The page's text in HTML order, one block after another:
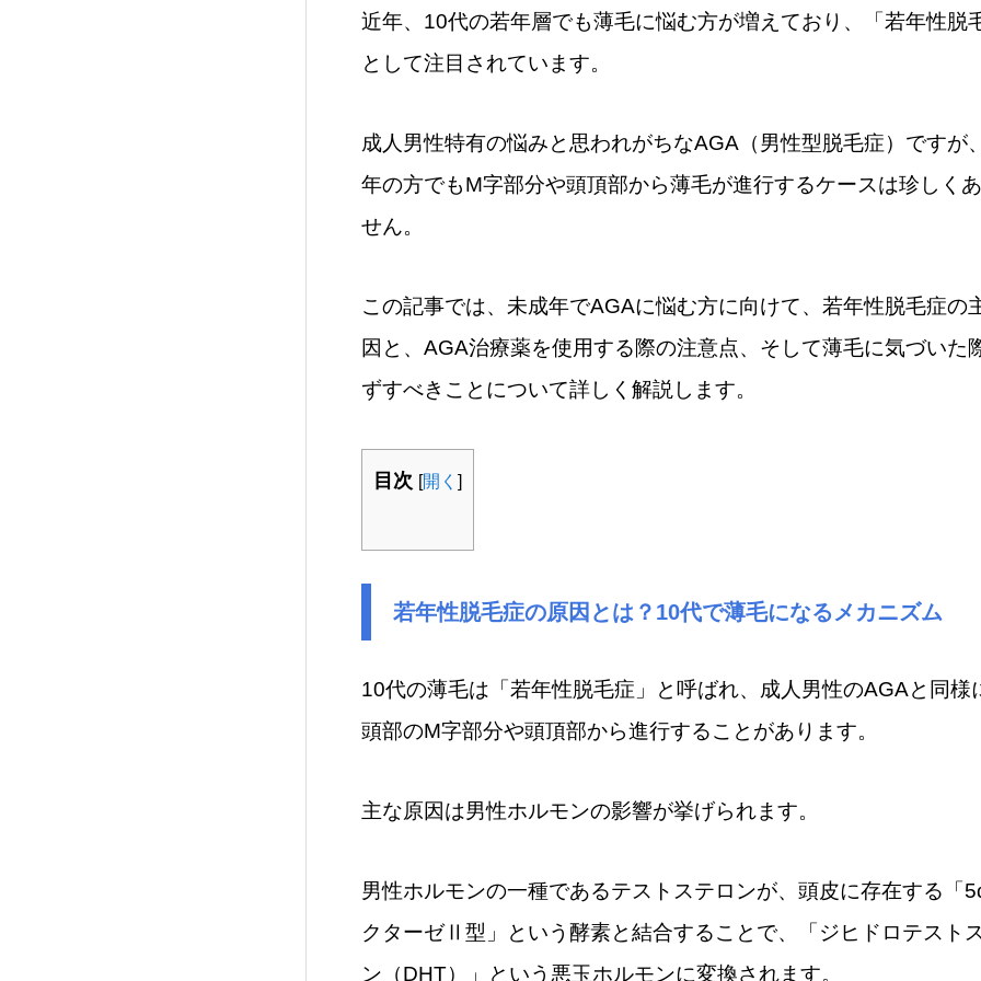
近年、10代の若年層でも薄毛に悩む方が増えており、「若年性脱
として注目されています。
成人男性特有の悩みと思われがちなAGA（男性型脱毛症）ですが
年の方でもM字部分や頭頂部から薄毛が進行するケースは珍しく
せん。
この記事では、未成年でAGAに悩む方に向けて、若年性脱毛症の
因と、AGA治療薬を使用する際の注意点、そして薄毛に気づいた
ずすべきことについて詳しく解説します。
目次 [開く ]
若年性脱毛症の原因とは？10代で薄毛になるメカニズム
10代の薄毛は「若年性脱毛症」と呼ばれ、成人男性のAGAと同様
頭部のM字部分や頭頂部から進行することがあります。
主な原因は男性ホルモンの影響が挙げられます。
男性ホルモンの一種であるテストステロンが、頭皮に存在する「
クターゼⅡ型」という酵素と結合することで、「ジヒドロテスト
ン（DHT）」という悪玉ホルモンに変換されます。